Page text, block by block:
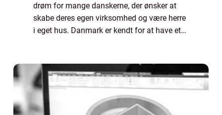
drøm for mange danskerne, der ønsker at
skabe deres egen virksomhed og være herre
i eget hus. Danmark er kendt for at have et
både...